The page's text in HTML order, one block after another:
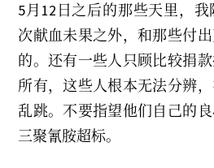
5月12日之后的那些天里，
次献血未果之外，和那些付
的。还有一些人只顾比较捐
所有，这些人根本无法分辨
乱跳。不要指望他们自己的
三聚氰胺超标。